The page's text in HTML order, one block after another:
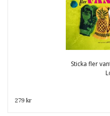
Sticka fler
279 kr